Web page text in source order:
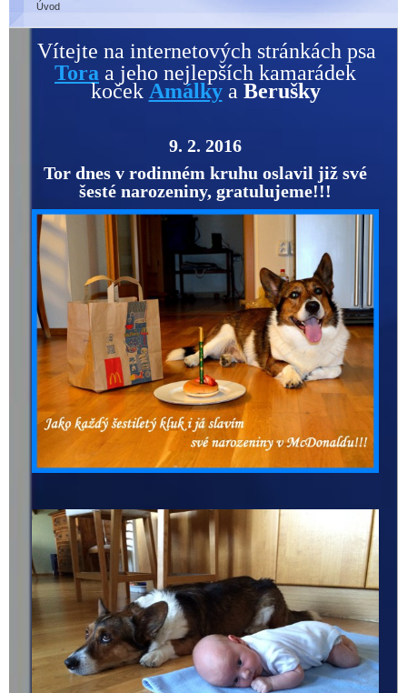
Úvod
Vítejte na internetových stránkách psa
Tora a jeho nejlepších kamarádek
koček Amálky a Berušky
9. 2. 2016
Tor dnes v rodinném kruhu oslavil již své
šesté narozeniny, gratulujeme!!!